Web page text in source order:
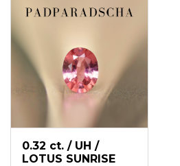
0.32 ct. / UH /
LOTUS SUNRISE